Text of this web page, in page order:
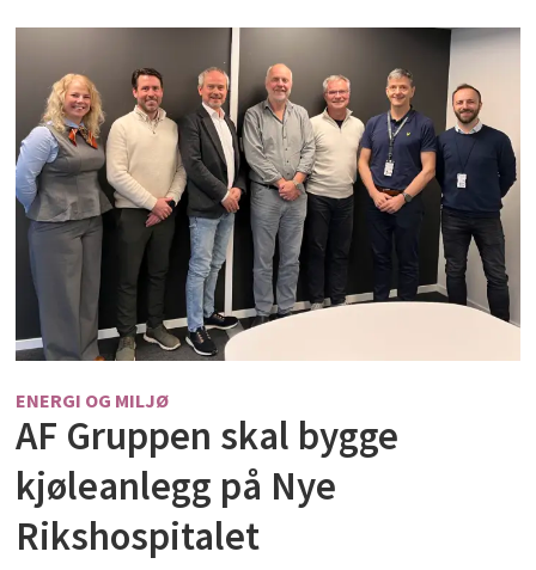
ENERGI OG MILJØ
AF Gruppen skal bygge
kjøleanlegg på Nye
Rikshospitalet